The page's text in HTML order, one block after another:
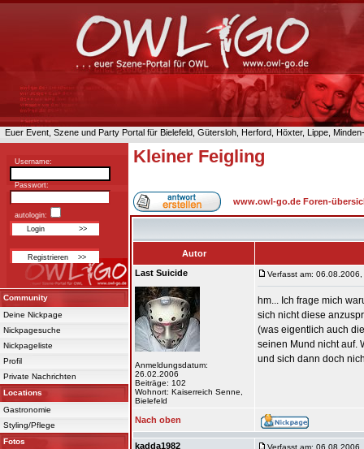
Euer Event, Szene und Party Portal für Bielefeld, Gütersloh, Herford, Höxter, Lippe,
Username:
Passwort:
autologin:
Community
Deine Nickpage
Nickpagesuche
Nickpageliste
Profil
Private Nachrichten
Locations
Gastronomie
Styling/Pflege
Fotos
Kleiner Feigling
www.owl-go.de Foren-
Autor
Last Suicide
Anmeldungsdatum:
26.02.2006
Beiträge: 102
Wohnort: Kaiserreich Senne,
Bielefeld
Verfasst am: 06.08.2006,
hm... Ich frage mich
sich nicht diese
(was eigentlich auch
seinen Mund nicht auf.
und sich dann doch
Nach oben
kadda1982 Verfasst am: